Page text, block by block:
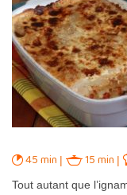
45 min 15 min
Tout autant que